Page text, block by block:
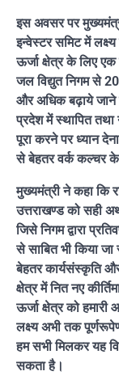
इस अवसर पर
इन्वेस्टर समिट में
ऊर्जा क्षेत्र के लिए
जल विद्युत निगम से
और अधिक बढ़ाये जाने
प्रदेश में स्थापित तथा
पूरा करने पर ध्यान
से बेहतर वर्क कल्चर
मुख्यमंत्री ने कहा कि
उत्तराखण्ड को सही
जिसे निगम द्वारा
से साबित भी किया
बेहतर कार्यसंस्कृति
क्षेत्र में नित नए
ऊर्जा क्षेत्र को
लक्ष्य अभी तक
हम सभी मिलकर यह
सकता है।